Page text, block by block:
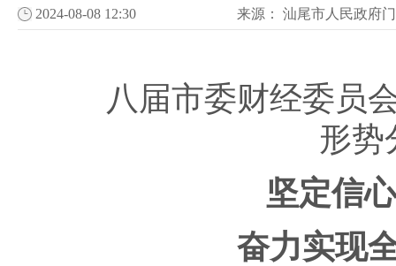
2024-08-08 12:30 来源： 汕尾市人民政府
八届市委财经委员会
形势
坚定信心
奋力实现全